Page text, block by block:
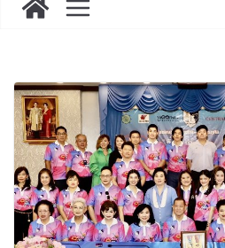
Green Tourism
BEDO เดินหน้าจัดกิ
“BIO TRADE
ระดับผลิตภัณฑ์ท้อง
พาณิชย์อย่างยั่งยืน
“ตลาดดอกไม้สี่มุมเมื
สด ดอกไม้ประดิษฐ์
ภัณฑ์ครบวงจร ขอเ
และของขวัญต้อนรั
บริการทุกวันตลอด